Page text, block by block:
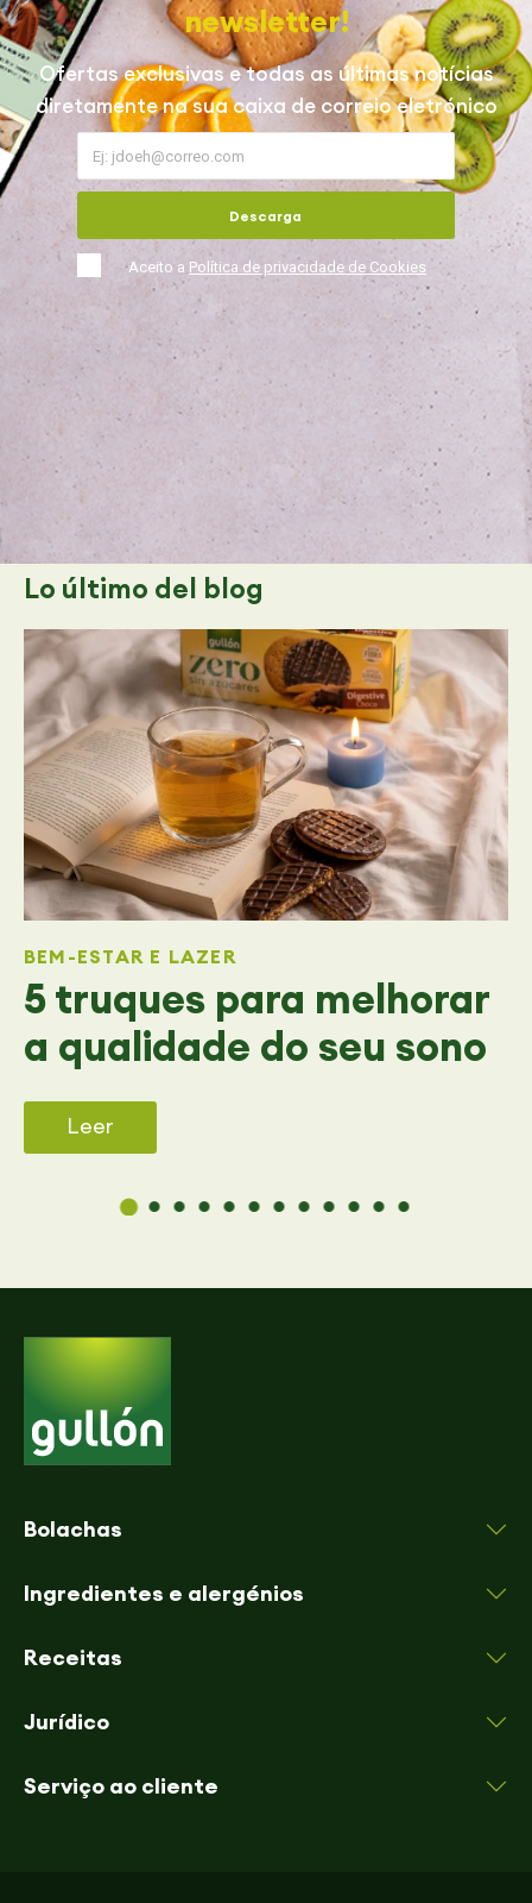
newsletter!
Ofertas exclusivas e todas as últimas notícias
diretamente na sua caixa de correio eletrónico
Aceito a Política de privacidade de Cookies
Descarga
Lo último del blog
5 truques para melhorar
a qualidade do seu sono
BEM-ESTAR E LAZER
Leer
Bolachas
Ingredientes e alergénios
Receitas
Jurídico
Serviço ao cliente